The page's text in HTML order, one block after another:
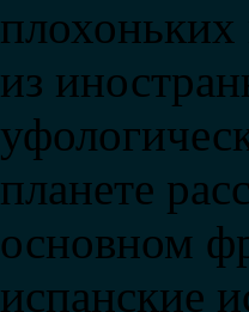
плохоньких
из
планете
основном
испанские